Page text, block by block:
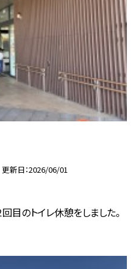
更新日 2026/06/01
目のトイレ休憩をしました。